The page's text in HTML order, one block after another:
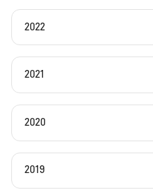
2022
2021
2020
2019